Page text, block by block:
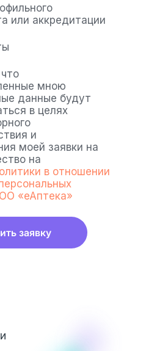
или аккредитации
мною
данные будут
в целях
и
моей заявки на
на
в отношении
«еАптека»
заявку